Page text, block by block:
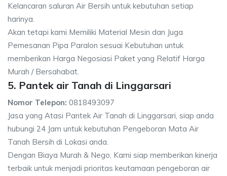
Kelancaran saluran Air Bersih untuk kebutuhan setiap
harinya.
Akan tetapi kami Memiliki Material Mesin dan Juga
Pemesanan Pipa Paralon sesuai Kebutuhan untuk
memberikan Harga Negosiasi Paket yang Relatif Harga
Murah / Bersahabat.
5. Pantek air Tanah di Linggarsari
Nomor Telepon: 0818493097
Jasa yang Atasi Pantek Air Tanah di Linggarsari, siap anda
hubungi 24 Jam untuk kebutuhan Pengeboran Mata Air
Tanah Bersih di Lokasi anda.
Dengan Biaya Murah & Nego, Kami siap memberikan kinerja
terbaik untuk menjadi prioritas keutamaan pengeboran air